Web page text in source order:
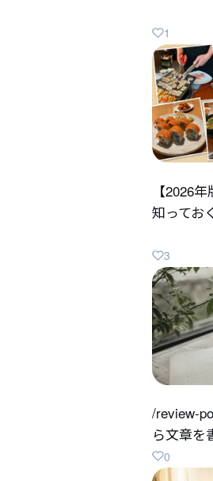
1
【2026
知ってお
3
/review-
ら文章を
0